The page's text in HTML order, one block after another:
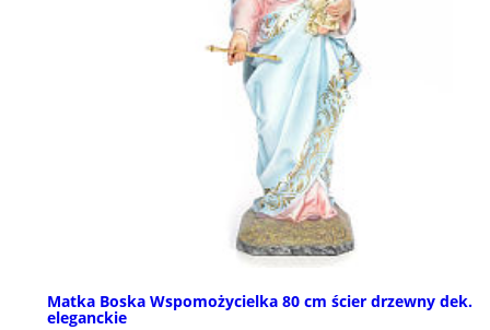
Matka Boska Wspomożycielka 80 cm ścier drzewny dek.
eleganckie